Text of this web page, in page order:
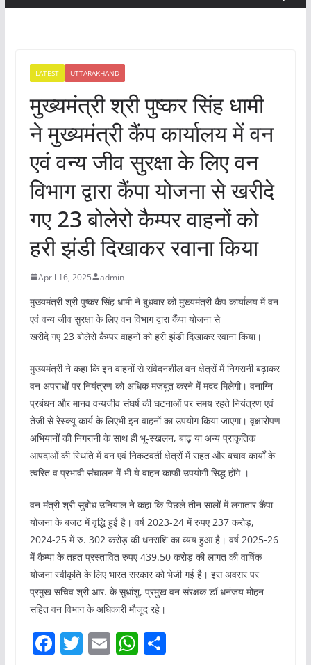
LATEST UTTARAKHAND
मुख्यमंत्री श्री पुष्कर सिंह धामी
ने मुख्यमंत्री कैंप कार्यालय में वन
एवं वन्य जीव सुरक्षा के लिए वन
विभाग द्वारा कैंपा योजना से खरीदे
गए 23 बोलेरो कैम्पर वाहनों को
हरी झंडी दिखाकर रवाना किया
April 16, 2025 admin
मुख्यमंत्री श्री पुष्कर सिंह धामी ने बुधवार को मुख्यमंत्री कैंप कार्यालय में वन
एवं वन्य जीव सुरक्षा के लिए वन विभाग द्वारा कैंपा योजना से
खरीदे गए 23 बोलेरो कैम्पर वाहनों को हरी झंडी दिखाकर रवाना किया।
मुख्यमंत्री ने कहा कि इन वाहनों से संवेदनशील वन क्षेत्रों में निगरानी बढ़ाकर
वन अपराधों पर नियंत्रण को अधिक मजबूत करने में मदद मिलेगी। वनाग्नि
प्रबंधन और मानव वन्यजीव संघर्ष की घटनाओं पर समय रहते नियंत्रण एवं
तेजी से रेस्क्यू कार्य के लिएभी इन वाहनों का उपयोग किया जाएगा। वृक्षारोपण
अभियानों की निगरानी के साथ ही भू-स्खलन, बाढ़ या अन्य प्राकृतिक
आपदाओं की स्थिति में वन एवं निकटवर्ती क्षेत्रों में राहत और बचाव कार्यों के
त्वरित व प्रभावी संचालन में भी ये वाहन काफी उपयोगी सिद्ध होंगे ।
वन मंत्री श्री सुबोध उनियाल ने कहा कि पिछले तीन सालों में लगातार कैंपा
योजना के बजट में वृद्धि हुई है। वर्ष 2023-24 में रुपए 237 करोड़,
2024-25 में रु. 302 करोड़ की धनराशि का व्यय हुआ है। वर्ष 2025-26
में कैम्पा के तहत प्रस्तावित रुपए 439.50 करोड़ की लागत की वार्षिक
योजना स्वीकृति के लिए भारत सरकार को भेजी गई है। इस अवसर पर
प्रमुख सचिव श्री आर. के सुधांशु, प्रमुख वन संरक्षक डॉ धनंजय मोहन
सहित वन विभाग के अधिकारी मौजूद रहे।
F T E W S